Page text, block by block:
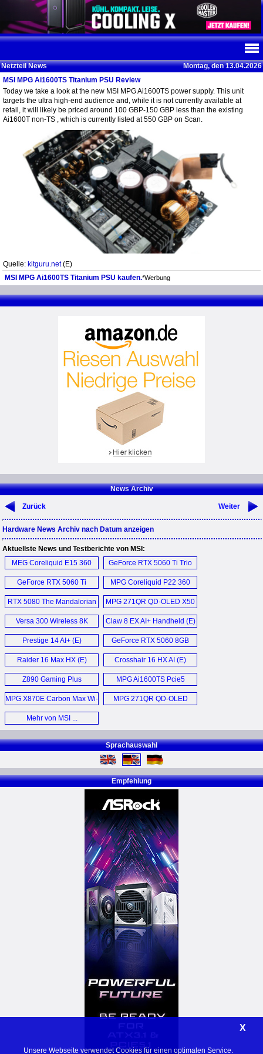
Netzteil News
Montag, den 13.04.2026
MSI MPG Ai1600TS Titanium PSU Review
Today we take a look at the new MSI MPG Ai1600TS power supply. This unit
targets the ultra high-end audience and, while it is not currently available at
retail, it will likely be priced around 100 GBP-150 GBP less than the existing
Ai1600T non-TS , which is currently listed at 550 GBP on Scan.
Quelle: kitguru.net(E)
MSI MPG Ai1600TS Titanium PSU kaufen.*Werbung
News Archiv
Zurück Weiter
Hardware News Archiv nach Datum anzeigen
Aktuellste News und Testberichte von MSI:
MEG Coreliquid E15 360
AIO (E)
GeForce RTX 5060 Ti Trio
OC (E)
GeForce RTX 5060 Ti
Gaming OC 16 GB (E)
MPG Coreliquid P22 360
AIO (E)
RTX 5080 The Mandalorian
and Grogu Unboxing (E)
MPG 271QR QD-OLED X50
Monitor (E)
Versa 300 Wireless 8K
Mouse (E)
Claw 8 EX AI+ Handheld (E)
Prestige 14 AI+ (E)
GeForce RTX 5060 8GB
Gaming OC (E)
Raider 16 Max HX (E)
Crosshair 16 HX AI (E)
Z890 Gaming Plus
WIFI6E (E)
MPG Ai1600TS Pcie5
PSU (E)
MPG X870E Carbon Max Wi-
Fi (E)
MPG 271QR QD-OLED
Mehr von MSI ...
Sprachauswahl
Empfehlung
Unsere Webseite verwendet Cookies für einen optimalen Service.
X